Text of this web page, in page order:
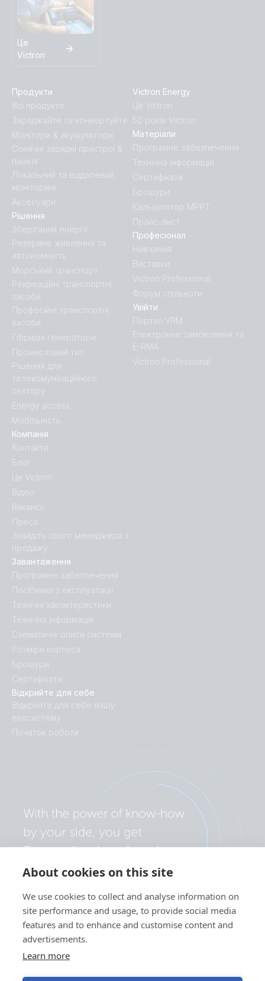
About cookies on this site
We use cookies to collect and analyse information on
site performance and usage, to provide social media
features and to enhance and customise content and
advertisements.
Learn more
Це
Victron
Продукти
Всі продукти
Заряджайте та конвертуйте
Монітори & акумулятори
Сонячні зарядні пристрої &
панелі
Локальний та віддалений
моніторинг
Аксесуари
Відкрийте для себе
Відкрийте для себе нашу
екосистему
Початок роботи
Victron Energy
Це Victron
50 років Victron
Завантаження
Програмне забезпечення
Посібники з експлуатації
Технічні характеристики
Технічна інформація
Схематичні описи системи
Розміри корпуса
Брошури
Сертифікати
Рішення
Зберігання енергії
Резервне живлення та
автономність
Морський транспорт
Рекреаційні транспортні
засоби
Професійні транспортні
засоби
Гібридні генератори
Промисловий тип
Рішення для
телекомунікаційного
сектору
Energy access
Мобільність
Компанія
Контакти
Блог
Це Victron
Відео
Вакансії
Преса
Знайдіть свого менеджера з
продажу
Матеріали
Програмне забезпечення
Технічна інформація
Сертифікати
Брошури
Калькулятор MPPT
Прайс-лист
Професіонал
Навчання
Виставки
Victron Professional
Форум спільноти
Увійти
Портал VRM
Електронне замовлення та
E-RMA
Victron Professional